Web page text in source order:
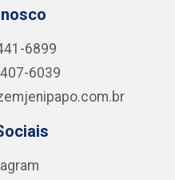
6899
6039